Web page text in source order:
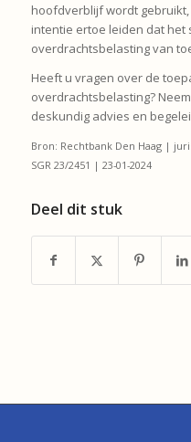
hoofdverblijf wordt
intentie ertoe leiden dat
overdrachtsbelasting van
Heeft u vragen over de
overdrachtsbelasting?
deskundig advies en
Bron: Rechtbank Den Haag |
SGR 23/2451 | 23-01-2024
Deel dit stuk